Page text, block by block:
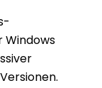
Windows